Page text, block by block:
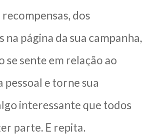
dos
na página da sua campanha,
se sente em relação ao
pessoal e torne sua
interessante que todos
parte. E repita.